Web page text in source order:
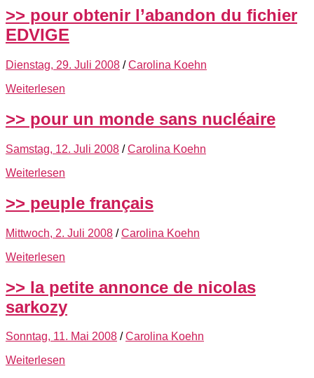
>> pour obtenir l’abandon du fichier
EDVIGE
Dienstag, 29. Juli 2008 /Carolina Koehn
Weiterlesen
>> pour un monde sans nucléaire
Samstag, 12. Juli 2008 /Carolina Koehn
Weiterlesen
>> peuple français
Mittwoch, 2. Juli 2008 /Carolina Koehn
Weiterlesen
>> la petite annonce de nicolas
sarkozy
Sonntag, 11. Mai 2008 / Carolina Koehn
Weiterlesen